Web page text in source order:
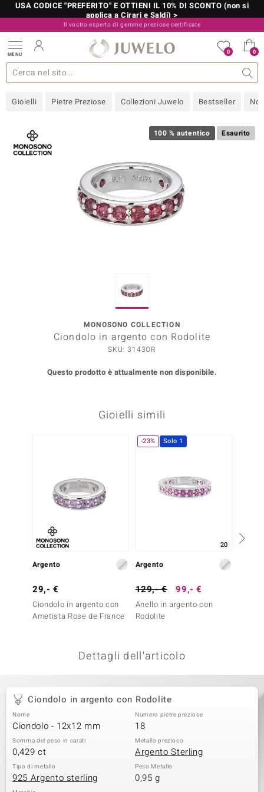
USA CODICE "PREFERITO" E OTTIENI IL 10% DI SCONTO (non si
applica a Cirari e Saldi) >
Il vostro esperto di gemme preziose certificate
800 986 787
MENU 0 0
Gioielli Pietre Preziose Collezioni Juwelo Bestseller
gioielli Design Metallo prezioso Misure anelli
più importanti Pietre preziose per colore Pietre preziose
with Love
SELECTION
Collection
Classics
Informazioni generali Approfondimenti Consigli
Acquistare in diretta Juwelo
100 % autentico Esaurito
MONOSONO COLLECTION
Ciondolo in argento con Rodolite
SKU: 3143OR
Questo prodotto è attualmente non disponibile.
Gioielli simili
Argento
29,- €
Ciondolo in argento con
Ametista Rose de France
-23% Solo 1
20
Argento
129,- € 99,- €
Anello in argento con
Rodolite
Dettagli dell'articolo
Ciondolo in argento con Rodolite
Nome
Ciondolo - 12x12 mm
Numero pietre preziose
18
Somma del peso in carati
0,429 ct
Metallo prezioso
Argento Sterling
Tipo di metallo
925 Argento sterling
Peso Metallo
0,95 g